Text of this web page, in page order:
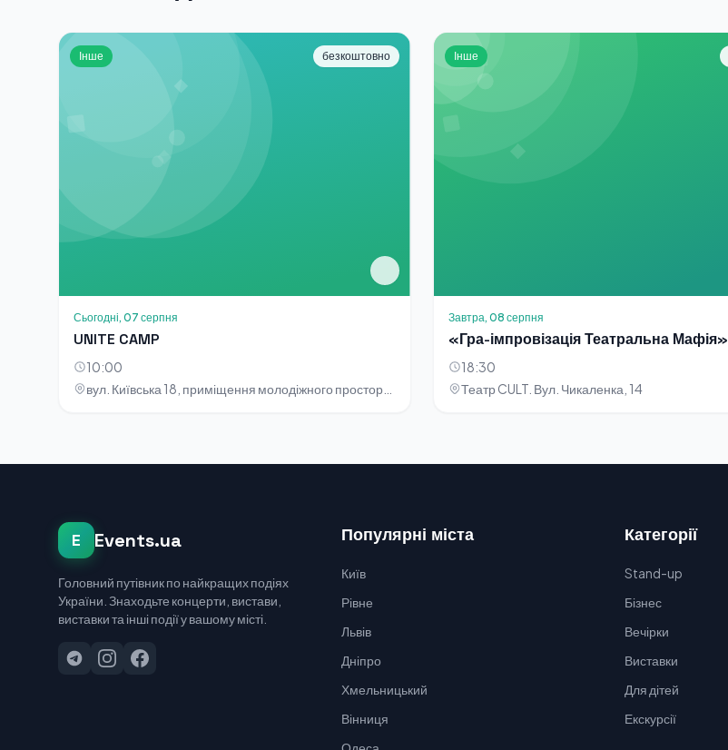
Інше безкоштовно
Сьогодні, 07 серпня
UNITE CAMP
10:00
Інше
Завтра, 08 серпня
«Гра-імпровізація Театральна Мафія»
18:30
Театр CULT. Вул. Чикаленка, 14
E Events.ua
Головний путівник по найкращих подіях
України. Знаходьте концерти, вистави,
виставки та інші події у вашому місті.
Популярні міста
Київ
Рівне
Львів
Дніпро
Хмельницький
Вінниця
Категорії
Stand-up
Бізнес
Вечірки
Виставки
Для дітей
Екскурсії